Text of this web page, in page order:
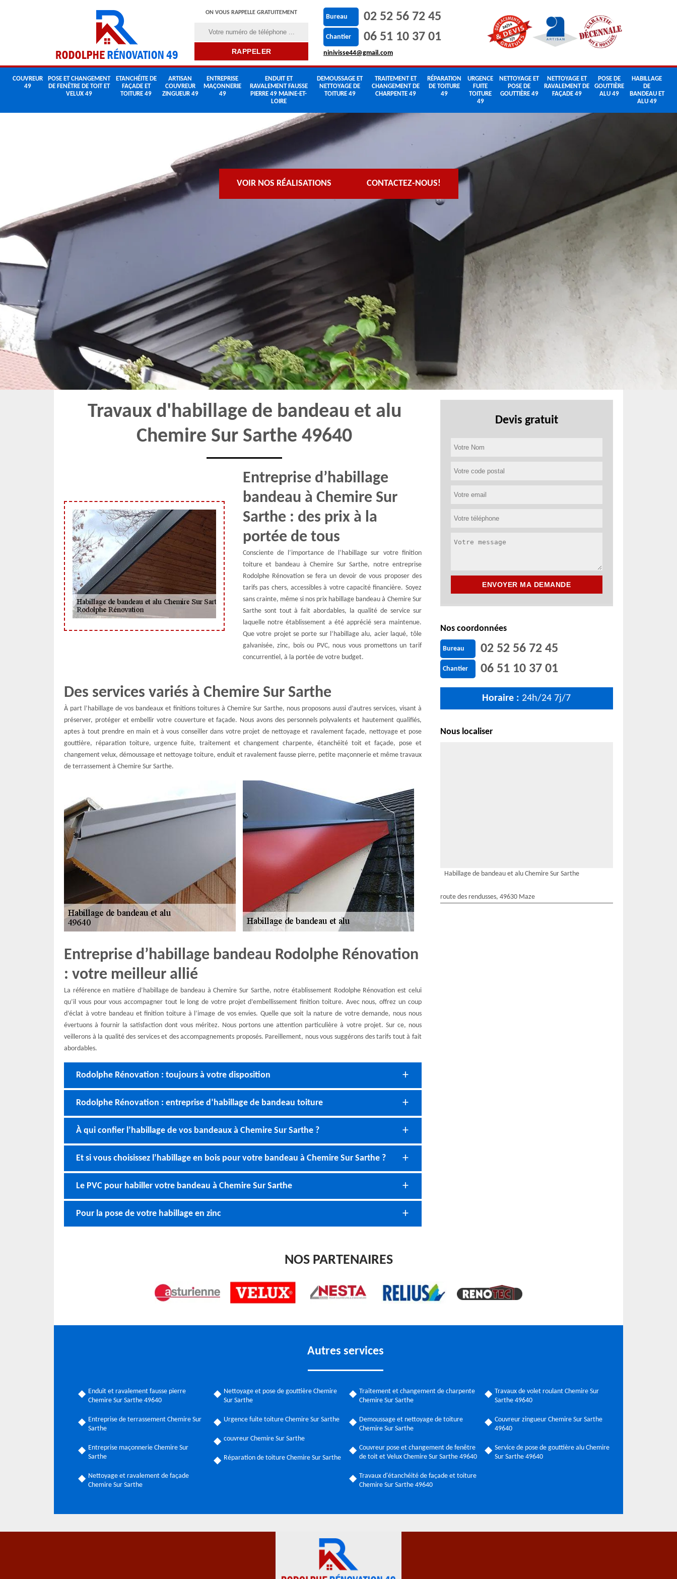
ON VOUS RAPPELLE GRATUITEMENT
Bureau 02 52 56 72 45
Chantier 06 51 10 37 01
ninivisse44@gmail.com
COUVREUR
49
POSE ET CHANGEMENT
DE FENÊTRE DE TOIT ET
VELUX 49
ETANCHÉITE DE
FAÇADE ET
TOITURE 49
ARTISAN
COUVREUR
ZINGUEUR 49
ENTREPRISE
MAÇONNERIE
49
ENDUIT ET
RAVALEMENT FAUSSE
PIERRE 49 MAINE-ET-
LOIRE
DEMOUSSAGE ET
NETTOYAGE DE
TOITURE 49
TRAITEMENT ET
CHANGEMENT DE
CHARPENTE 49
RÉPARATION
DE TOITURE
49
URGENCE
FUITE
TOITURE
49
NETTOYAGE ET
POSE DE
GOUTTIÈRE 49
NETTOYAGE ET
RAVALEMENT DE
FAÇADE 49
POSE DE
GOUTTIÈRE
ALU 49
HABILLAGE
DE
BANDEAU ET
ALU 49
VOIR NOS RÉALISATIONS CONTACTEZ-NOUS!
Travaux d'habillage de bandeau et alu
Chemire Sur Sarthe 49640
Entreprise d’habillage
bandeau à Chemire Sur
Sarthe : des prix à la
portée de tous
Consciente de l’importance de l’habillage sur votre finition
toiture et bandeau à Chemire Sur Sarthe, notre entreprise
Rodolphe Rénovation se fera un devoir de vous proposer des
tarifs pas chers, accessibles à votre capacité financière. Soyez
sans crainte, même si nos prix habillage bandeau à Chemire Sur
Sarthe sont tout à fait abordables, la qualité de service sur
laquelle notre établissement a été apprécié sera maintenue.
Que votre projet se porte sur l’habillage alu, acier laqué, tôle
galvanisée, zinc, bois ou PVC, nous vous promettons un tarif
concurrentiel, à la portée de votre budget.
Des services variés à Chemire Sur Sarthe
À part l’habillage de vos bandeaux et finitions toitures à Chemire Sur Sarthe, nous proposons aussi d’autres services, visant à
préserver, protéger et embellir votre couverture et façade. Nous avons des personnels polyvalents et hautement qualifiés,
aptes à tout prendre en main et à vous conseiller dans votre projet de nettoyage et ravalement façade, nettoyage et pose
gouttière, réparation toiture, urgence fuite, traitement et changement charpente, étanchéité toit et façade, pose et
changement velux, démoussage et nettoyage toiture, enduit et ravalement fausse pierre, petite maçonnerie et même travaux
de terrassement à Chemire Sur Sarthe.
Entreprise d’habillage bandeau Rodolphe Rénovation
: votre meilleur allié
La référence en matière d’habillage de bandeau à Chemire Sur Sarthe, notre établissement Rodolphe Rénovation est celui
qu’il vous pour vous accompagner tout le long de votre projet d’embellissement finition toiture. Avec nous, offrez un coup
d’éclat à votre bandeau et finition toiture à l’image de vos envies. Quelle que soit la nature de votre demande, nous nous
évertuons à fournir la satisfaction dont vous méritez. Nous portons une attention particulière à votre projet. Sur ce, nous
veillerons à la qualité des services et des accompagnements proposés. Pareillement, nous vous suggérons des tarifs tout à fait
abordables.
Rodolphe Rénovation : toujours à votre disposition
Rodolphe Rénovation : entreprise d’habillage de bandeau toiture
À qui confier l’habillage de vos bandeaux à Chemire Sur Sarthe ?
Et si vous choisissez l’habillage en bois pour votre bandeau à Chemire Sur Sarthe ?
Le PVC pour habiller votre bandeau à Chemire Sur Sarthe
Pour la pose de votre habillage en zinc
Devis gratuit
Nos coordonnées
Bureau 02 52 56 72 45
Chantier 06 51 10 37 01
Horaire : 24h/24 7j/7
Nous localiser
Habillage de bandeau et alu Chemire Sur Sarthe
route des rendusses, 49630 Maze
NOS PARTENAIRES
Autres services
Enduit et ravalement fausse pierre
Chemire Sur Sarthe 49640
Entreprise de terrassement Chemire Sur
Sarthe
Entreprise maçonnerie Chemire Sur
Sarthe
Nettoyage et ravalement de façade
Chemire Sur Sarthe
Nettoyage et pose de gouttière Chemire
Sur Sarthe
Urgence fuite toiture Chemire Sur Sarthe
couvreur Chemire Sur Sarthe
Réparation de toiture Chemire Sur Sarthe
Traitement et changement de charpente
Chemire Sur Sarthe
Demoussage et nettoyage de toiture
Chemire Sur Sarthe
Couvreur pose et changement de fenêtre
de toit et Velux Chemire Sur Sarthe 49640
Travaux d'étanchéité de façade et toiture
Chemire Sur Sarthe 49640
Travaux de volet roulant Chemire Sur
Sarthe 49640
Couvreur zingueur Chemire Sur Sarthe
49640
Service de pose de gouttière alu Chemire
Sur Sarthe 49640